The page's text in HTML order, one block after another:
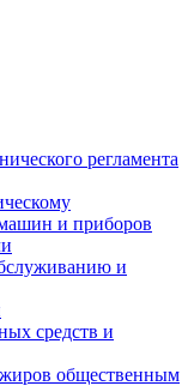
регламента
и приборов
и
средств и
общественным